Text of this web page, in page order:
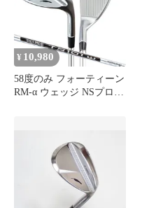
¥ 10,980
58度のみ フォーティーン
RM-α ウェッジ NSプロ